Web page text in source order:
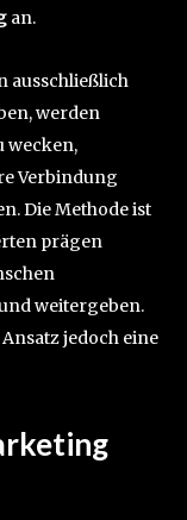
an.
ausschließlich
werden
wecken,
Verbindung
Die Methode ist
prägen
weitergeben.
jedoch eine